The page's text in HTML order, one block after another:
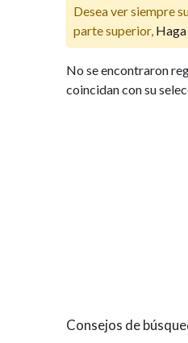
Desea ver siempre
parte superior,
No se encontraron
coincidan con su
Consejos de